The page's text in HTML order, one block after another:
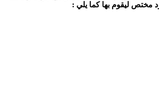
مختص ليقوم بها كما يلي :